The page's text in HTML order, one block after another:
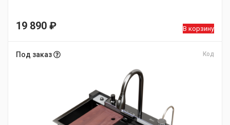
19 890 ₽ В корзину
Под заказ Код